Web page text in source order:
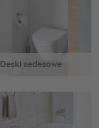
Deski sedesowe